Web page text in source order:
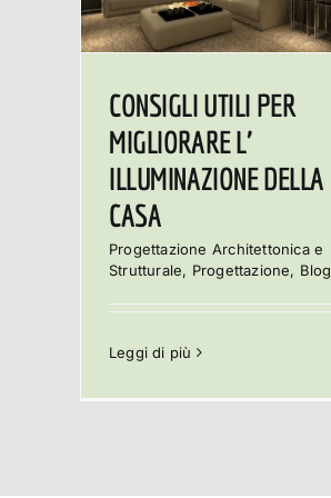
CONSIGLI UTILI PER
MIGLIORARE L’
ILLUMINAZIONE DELLA
CASA
Progettazione Architettonica e
Strutturale, Progettazione, Blog
Leggi di più